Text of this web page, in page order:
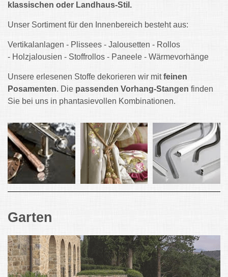
klassischen oder Landhaus-Stil.
Unser Sortiment für den Innenbereich besteht aus:
Vertikalanlagen - Plissees - Jalousetten - Rollos
- Holzjalousien - Stoffrollos - Paneele - Wärmevorhänge
Unsere erlesenen Stoffe dekorieren wir mitfeinen
Posamenten. Die passenden Vorhang-Stangen finden
Sie bei uns in phantasievollen Kombinationen.
Garten